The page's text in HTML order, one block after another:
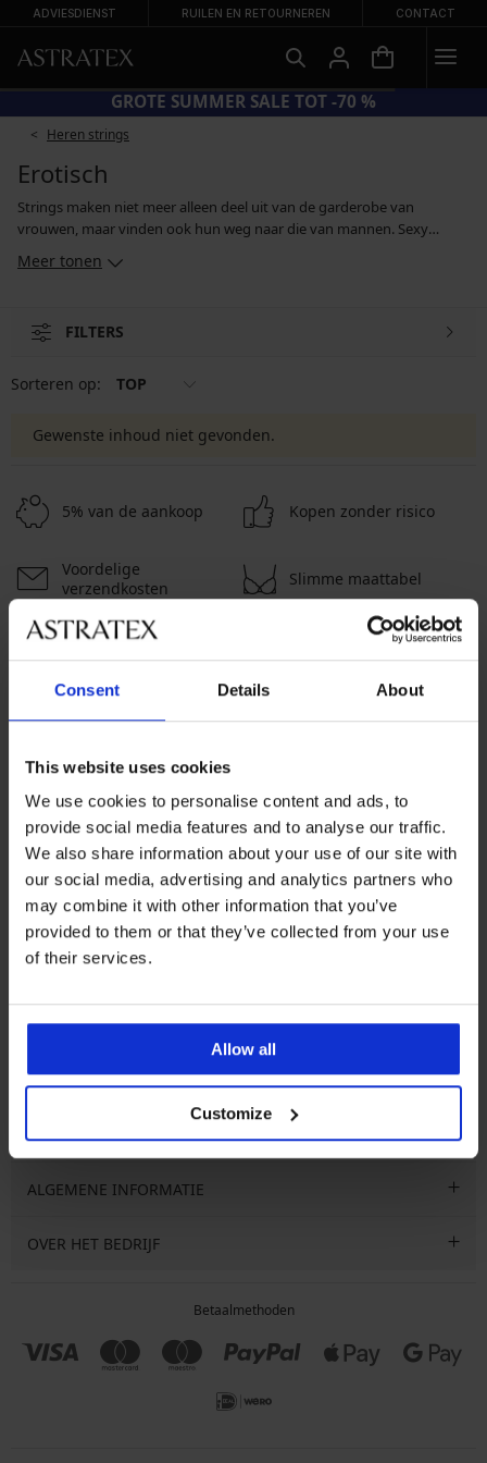
Consent Details About
This website uses cookies
We use cookies to personalise content and ads, to
provide social media features and to analyse our traffic.
We also share information about your use of our site with
our social media, advertising and analytics partners who
may combine it with other information that you’ve
provided to them or that they’ve collected from your use
of their services.
Allow all
Customize
ADVIESDIENST RUILEN EN RETOURNEREN CONTACT
GROTE SUMMER SALE TOT -70 %
Heren strings
Erotisch
Strings maken niet meer alleen deel uit van de garderobe van
vrouwen, maar vinden ook hun weg naar die van mannen. Sexy
uitvoering als in een versie van transparante mesh. Strings met een
gedeelte de intieme delen niet alleen op hun plaats houdt, maar ook
Meer tonen
FILTERS
Sorteren op: TOP
Gewenste inhoud niet gevonden.
5% van de aankoop Kopen zonder risico
Voordelige
verzendkosten
Slimme maattabel
Klantenservice
Op werkdagen van 8.00 tot 16.00 uur
Newsletter
Mis geen enkele korting
IK WIL ME ABONNEREN
SPECIALE SERVICE VOOR KLANTEN
ALGEMENE INFORMATIE
OVER HET BEDRIJF
Betaalmethoden